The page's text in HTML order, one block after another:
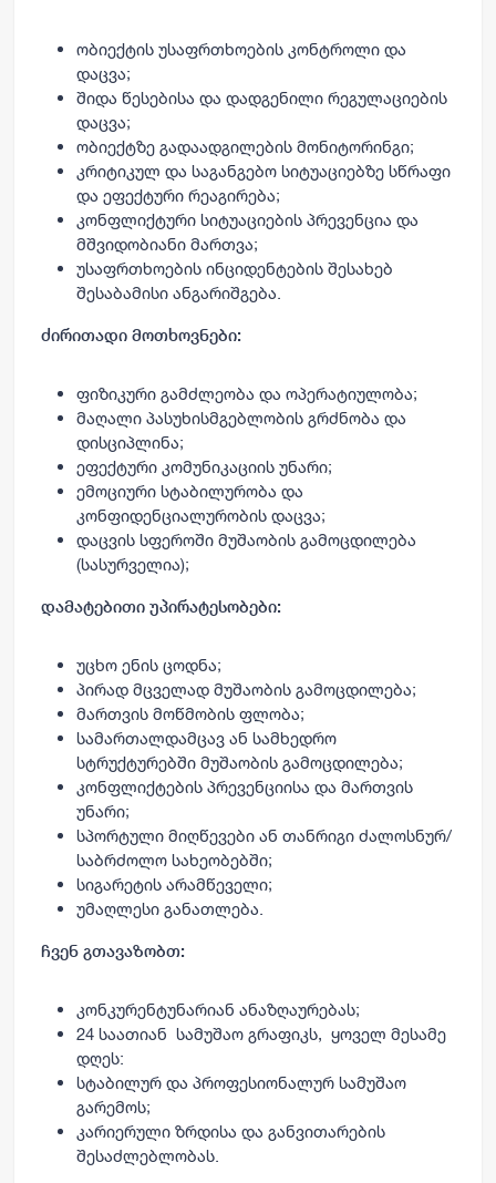
ობიექტის უსაფრთხოების კონტროლი და
დაცვა;
შიდა წესებისა და დადგენილი რეგულაციების
დაცვა;
ობიექტზე გადაადგილების მონიტორინგი;
კრიტიკულ და საგანგებო სიტუაციებზე სწრაფი
და ეფექტური რეაგირება;
კონფლიქტური სიტუაციების პრევენცია და
მშვიდობიანი მართვა;
უსაფრთხოების ინციდენტების შესახებ
შესაბამისი ანგარიშგება.
ძირითადი მოთხოვნები:
ფიზიკური გამძლეობა და ოპერატიულობა;
მაღალი პასუხისმგებლობის გრძნობა და
დისციპლინა;
ეფექტური კომუნიკაციის უნარი;
ემოციური სტაბილურობა და
კონფიდენციალურობის დაცვა;
დაცვის სფეროში მუშაობის გამოცდილება
(სასურველია);
დამატებითი უპირატესობები:
უცხო ენის ცოდნა;
პირად მცველად მუშაობის გამოცდილება;
მართვის მოწმობის ფლობა;
სამართალდამცავ ან სამხედრო
სტრუქტურებში მუშაობის გამოცდილება;
კონფლიქტების პრევენციისა და მართვის
უნარი;
სპორტული მიღწევები ან თანრიგი ძალოსნურ/
საბრძოლო სახეობებში;
სიგარეტის არამწეველი;
უმაღლესი განათლება.
ჩვენ გთავაზობთ:
კონკურენტუნარიან ანაზღაურებას;
24 საათიან სამუშაო გრაფიკს, ყოველ მესამე
დღეს:
სტაბილურ და პროფესიონალურ სამუშაო
გარემოს;
კარიერული ზრდისა და განვითარების
შესაძლებლობას.